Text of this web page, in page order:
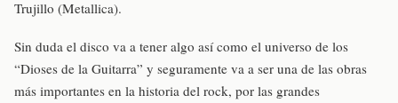
Trujillo (Metallica).
Sin duda el disco va a tener algo así como el universo de los
“Dioses de la Guitarra” y seguramente va a ser una de las obras
más importantes en la historia del rock, por las grandes